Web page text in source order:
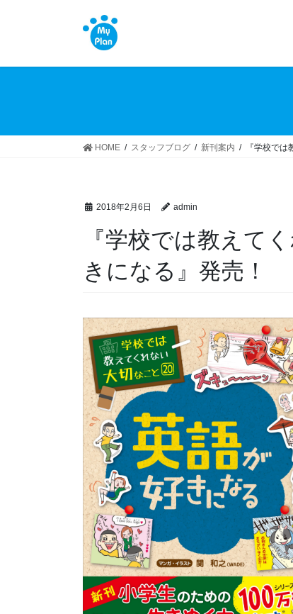
HOME スタッフブログ 新刊案内 『学校で
2018年2月6日 admin
『学校では教えて
きになる』発売！